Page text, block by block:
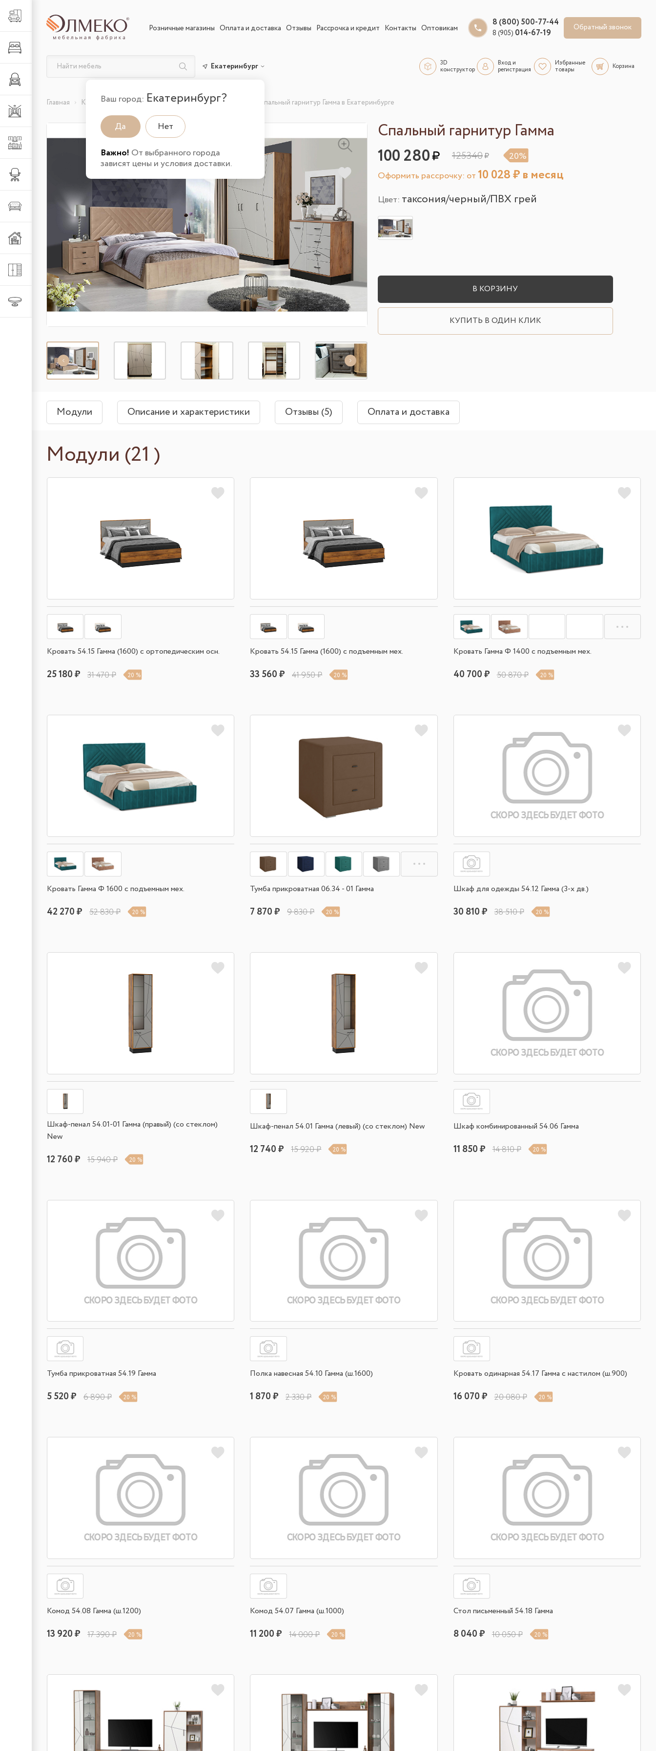
Гостиная
Мебель из металла
Шкафы и стеллажи
Столы и стулья
Розничные магазины Оплата и доставка Отзывы Рассрочка и кредит Контакты Оптовикам
8 (800) 500-77-44
8 (905) 014-67-19 Обратный звонок
Екатеринбург
Ваш город: Екатеринбург?
Да Нет
Важно! От выбранного города
зависят цены и условия доставки.
3D
конструктор
Вход и
регистрация
Избранные
товары
Корзина
Главная Каталог товаров Спальня Спальные гарнитуры Спальный гарнитур Гамма в Екатеринбурге
Спальный гарнитур Гамма
100 280
125340
20%
Оформить рассрочку: от10 028₽ в месяц
Цвет: таксония/черный/ПВХ грей
В КОРЗИНУ
КУПИТЬ В ОДИН КЛИК
Модули Описание и характеристики Отзывы (5) Оплата и доставка
Модули (21 )
Кровать 54.15 Гамма (1600) с ортопедическим осн.
25 180 ₽ 31 470 ₽ 20 %
Кровать 54.15 Гамма (1600) с подъемным мех.
33 560 ₽ 41 950 ₽ 20 %
Кровать Гамма Ф 1400 с подъемным мех.
40 700 ₽ 50 870 ₽ 20 %
Кровать Гамма Ф 1600 с подъемным мех.
42 270 ₽ 52 830 ₽ 20 %
Тумба прикроватная 06.34 - 01 Гамма
7 870 ₽ 9 830 ₽ 20 %
Шкаф для одежды 54.12 Гамма (3-х дв.)
30 810 ₽ 38 510 ₽ 20 %
Шкаф-пенал 54.01-01 Гамма (правый) (со стеклом)
New
12 760 ₽ 15 940 ₽ 20 %
Шкаф-пенал 54.01 Гамма (левый) (со стеклом) New
12 740 ₽ 15 920 ₽ 20 %
Шкаф комбинированный 54.06 Гамма
11 850 ₽ 14 810 ₽ 20 %
Тумба прикроватная 54.19 Гамма
5 520 ₽ 6 890 ₽ 20 %
Полка навесная 54.10 Гамма (ш.1600)
1 870 ₽ 2 330 ₽ 20 %
Кровать одинарная 54.17 Гамма с настилом (ш.900)
16 070 ₽ 20 080 ₽ 20 %
Комод 54.08 Гамма (ш.1200)
13 920 ₽ 17 390 ₽ 20 %
Комод 54.07 Гамма (ш.1000)
11 200 ₽ 14 000 ₽ 20 %
Стол письменный 54.18 Гамма
8 040 ₽ 10 050 ₽ 20 %